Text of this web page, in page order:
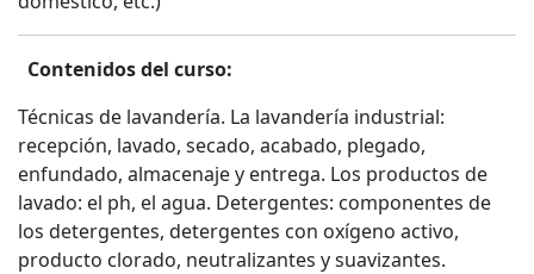
Contenidos del curso:
Técnicas de lavandería. La lavandería industrial:
recepción, lavado, secado, acabado, plegado,
enfundado, almacenaje y entrega. Los productos de
lavado: el ph, el agua. Detergentes: componentes de
los detergentes, detergentes con oxígeno activo,
producto clorado, neutralizantes y suavizantes.